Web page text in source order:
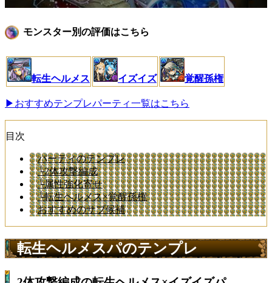
モンスター別の評価はこちら
転生ヘルメス イズイズ 覚醒孫権
▶おすすめテンプレパーティ一覧はこちら
目次
パーティのテンプレ
└2体攻撃編成
└属性強化寄せ
└転生ヘルメス×覚醒孫権
おすすめのサブ候補
転生ヘルメスパのテンプレ